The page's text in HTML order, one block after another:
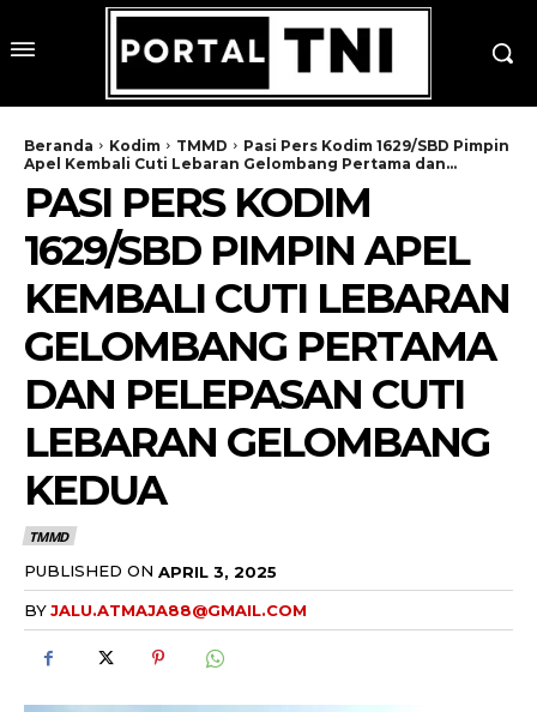
Beranda Kodim TMMD
Pasi Pers Kodim 1629/SBD Pimpin
Apel Kembali Cuti Lebaran Gelombang Pertama dan...
PASI PERS KODIM
1629/SBD PIMPIN APEL
KEMBALI CUTI LEBARAN
GELOMBANG PERTAMA
DAN PELEPASAN CUTI
LEBARAN GELOMBANG
KEDUA
TMMD
PUBLISHED ON APRIL 3, 2025
BYJALU.ATMAJA88@GMAIL.COM